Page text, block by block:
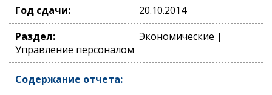
Год сдачи:
20.10.2014
Раздел:
Экономические |
Управление персоналом
Содержание отчета: